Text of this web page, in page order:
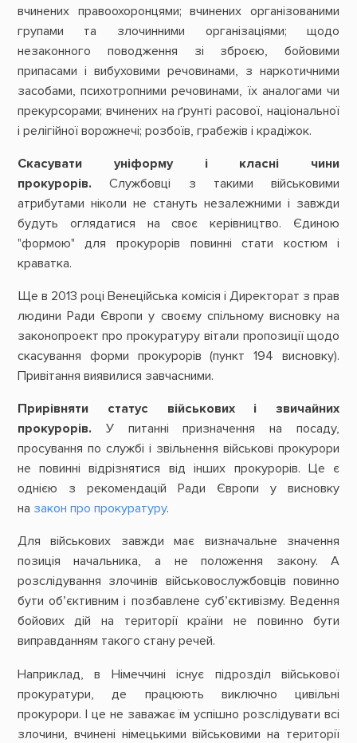
вчинених правоохоронцями; вчинених організованими
групами та злочинними організаціями; щодо
незаконного поводження зі зброєю, бойовими
припасами і вибуховими речовинами, з наркотичними
засобами, психотропними речовинами, їх аналогами чи
прекурсорами; вчинених на ґрунті расової, національної
і релігійної ворожнечі; розбоїв, грабежів і крадіжок.
Скасувати уніформу і класні чини
прокурорів. Службовці з такими військовими
атрибутами ніколи не стануть незалежними і завжди
будуть оглядатися на своє керівництво. Єдиною
"формою" для прокурорів повинні стати костюм і
краватка.
Ще в 2013 році Венеційська комісія і Директорат з прав
людини Ради Європи у своєму спільному висновку на
законопроект про прокуратуру вітали пропозиції щодо
скасування форми прокурорів (пункт 194 висновку).
Привітання виявилися завчасними.
Прирівняти статус військових і звичайних
прокурорів. У питанні призначення на посаду,
просування по службі і звільнення військові прокурори
не повинні відрізнятися від інших прокурорів. Це є
однією з рекомендацій Ради Європи у висновку
на закон про прокуратуру.
Для військових завжди має визначальне значення
позиція начальника, а не положення закону. А
розслідування злочинів військовослужбовців повинно
бути об’єктивним і позбавлене суб’єктивізму. Ведення
бойових дій на території країни не повинно бути
виправданням такого стану речей.
Наприклад, в Німеччині існує підрозділ військової
прокуратури, де працюють виключно цивільні
прокурори. І це не заважає їм успішно розслідувати всі
злочини, вчинені німецькими військовими на території